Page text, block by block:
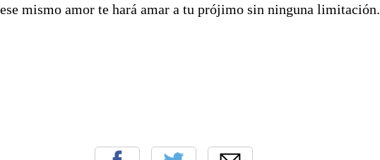
mismo amor te hará amar a tu prójimo sin ninguna limitación.